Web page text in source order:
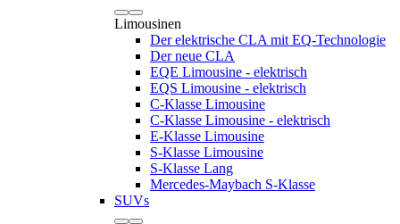
Limousinen
Der elektrische CLA mit EQ-Technologie
Der neue CLA
EQE Limousine - elektrisch
EQS Limousine - elektrisch
C-Klasse Limousine
C-Klasse Limousine - elektrisch
E-Klasse Limousine
S-Klasse Limousine
S-Klasse Lang
Mercedes-Maybach S-Klasse
SUVs